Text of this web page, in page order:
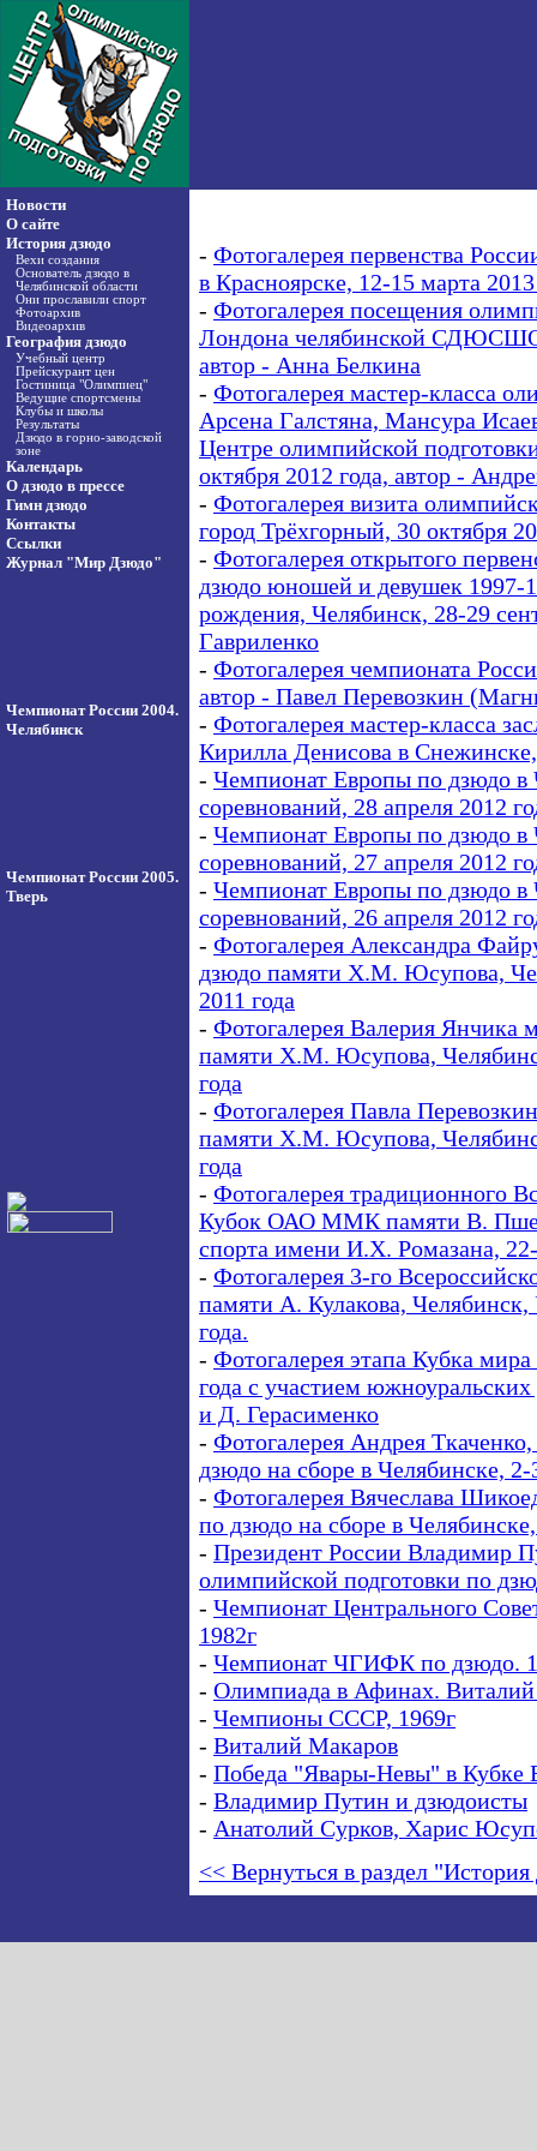
Новости
О сайте
История дзюдо
Вехи создания
Основатель дзюдо в
Челябинской области
Они прославили спорт
Фотоархив
Видеоархив
География дзюдо
Учебный центр
Прейскурант цен
Гостиница "Олимпиец"
Ведущие спортсмены
Клубы и школы
Результаты
Дзюдо в горно-заводской
зоне
Календарь
О дзюдо в прессе
Гимн дзюдо
Контакты
Ссылки
Журнал "Мир Дзюдо"
Чемпионат России 2004.
Челябинск
Чемпионат России 2005.
Тверь
- Фотогалерея первенства
в Красноярске, 12-15 марта 2013
- Фотогалерея посещения
Лондона челябинской
автор - Анна Белкина
- Фотогалерея мастер-класса
Арсена Галстяна, Мансура
Центре олимпийской
октября 2012 года, автор -
- Фотогалерея визита
город Трёхгорный, 30 октября
- Фотогалерея открытого
дзюдо юношей и девушек 1997-
рождения, Челябинск, 28-29
Гавриленко
- Фотогалерея чемпионата
автор - Павел Перевозкин
- Фотогалерея мастер-класса
Кирилла Денисова в Снежинске,
- Чемпионат Европы по дзюдо в
соревнований, 28 апреля 2012
- Чемпионат Европы по дзюдо в
соревнований, 27 апреля 2012
- Чемпионат Европы по дзюдо в
соревнований, 26 апреля 2012
- Фотогалерея Александра
дзюдо памяти Х.М. Юсупова,
2011 года
- Фотогалерея Валерия Янчика
памяти Х.М. Юсупова,
года
- Фотогалерея Павла
памяти Х.М. Юсупова,
года
- Фотогалерея традиционного
Кубок ОАО ММК памяти В.
спорта имени И.Х. Ромазана, 22-
- Фотогалерея 3-го
памяти А. Кулакова,
года.
- Фотогалерея этапа Кубка
года с участием
и Д. Герасименко
- Фотогалерея Андрея
дзюдо на сборе в Челябинске, 2-
- Фотогалерея Вячеслава
по дзюдо на сборе в Челябинске,
- Президент России Владимир
олимпийской подготовки по
- Чемпионат Центрального
1982г
- Чемпионат ЧГИФК по дзюдо.
- Олимпиада в Афинах.
- Чемпионы СССР, 1969г
- Виталий Макаров
- Победа "Явары-Невы" в Кубке
- Владимир Путин и дзюдоисты
- Анатолий Сурков, Харис
<< Вернуться в раздел